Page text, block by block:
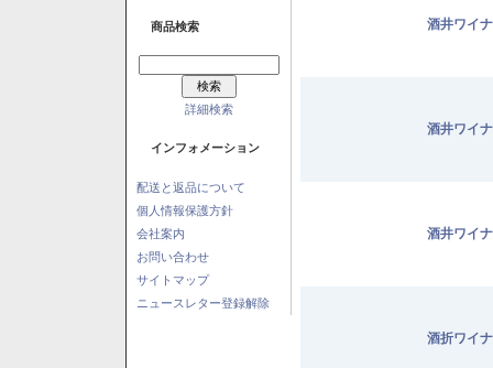
商品検索
詳細検索
インフォメーション
配送と返品について
個人情報保護方針
会社案内
お問い合わせ
サイトマップ
ニュースレター登録解除
酒井ワイ
酒井ワイ
酒井ワイ
酒折ワイ